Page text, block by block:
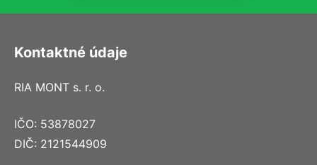
Kontaktné údaje
RIA MONT s. r. o.
IČO: 53878027
DIČ: 2121544909